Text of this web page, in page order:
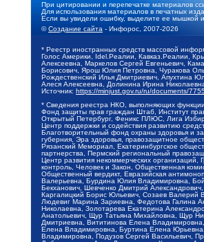
При цитировании и перепечатке материалов
Для использования материалов в печатных
Если вы увидели ошибку, выделите ее мышкой
©Создание сайта - Инфорос, 2007-2026
* Реестр иностранных средств массовой
Голос Америки, Idel.Реалии, Кавказ.Реалии,
Алексеевна, Маркелов Сергей Евгеньевич,
Борисович, Ярош Юлия Петровна, Чуракова
Рождественский Илья Дмитриевич, Апухтина
Алеся Алексеевна, Долинина Ирина
Источник: https://minjust.gov.ru/ru/documents/
* Сведения реестра НКО, выполняющих
Фонд защиты прав граждан Штаб, Институт
Открытый Петербург, Феникс ПЛЮС, Лига
Центр поддержки и содействия развитию
Благотворительный фонд охраны здоровья и
губерния, Эра здоровья, правозащитное
Рязанский Мемориал, Екатеринбургское
партнерства, Пермский региональный
Центр развития некоммерческих
контроль, Человек и Закон, Общественная
Общественный вердикт, Евразийская
Валерьевна, Бурдина Юлия Владимировна,
Бекханович, Шевченко Дмитрий
Каргалицкий Борис Юльевич, Созаев Валерий
Людевиг Марина Зариевна, Федотова Галина
Николаевна, Золотарева Екатерина
Анатольевич, Щур Татьяна Михайловна, Щур
Дмитриевна, Вититинова Елена
Елена Владимировна, Буртина Елена
Владимировна, Подузов Сергей Васильевич,